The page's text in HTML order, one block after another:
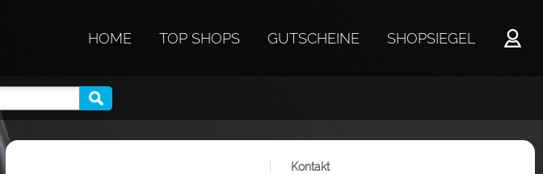
HOME TOP SHOPS GUTSCHEINE SHOPSIEGEL
Kontakt